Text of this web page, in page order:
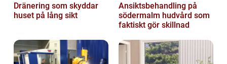
Dränering som skyddar
huset på lång sikt
Ansiktsbehandling på
södermalm hudvård som
faktiskt gör skillnad